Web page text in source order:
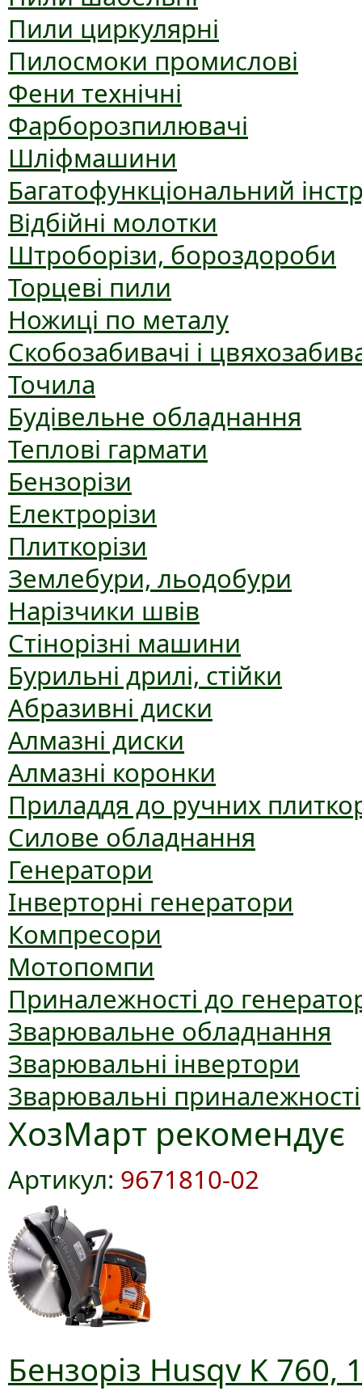
Пили циркулярні
Пилосмоки промислові
Фени технічні
Фарборозпилювачі
Шліфмашини
Багатофункціональний
Відбійні молотки
Штроборізи, бороздороби
Торцеві пили
Ножиці по металу
Скобозабивачі і
Точила
Будівельне обладнання
Теплові гармати
Бензорізи
Електрорізи
Плиткорізи
Землебури, льодобури
Нарізчики швів
Стінорізні машини
Бурильні дрилі, стійки
Абразивні диски
Алмазні диски
Алмазні коронки
Приладдя до ручних
Силове обладнання
Генератори
Інверторні генератори
Компресори
Мотопомпи
Приналежності до
Зварювальне обладнання
Зварювальні інвертори
Зварювальні приналежності
ХозМарт рекомендує
Артикул: 9671810-02
Бензоріз Husqv K 760,